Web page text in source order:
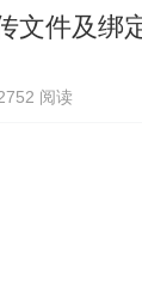
文件及绑
阅读